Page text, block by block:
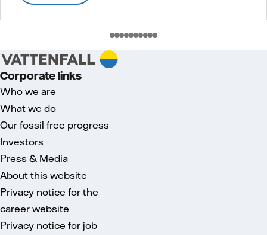
Corporate links
Who we are
What we do
Our fossil free progress
Investors
Press & Media
About this website
Privacy notice for the
career website
Privacy notice for job